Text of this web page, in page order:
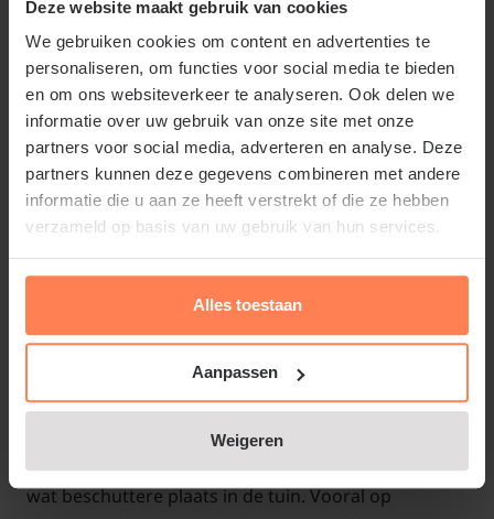
Deze website maakt gebruik van cookies
We gebruiken cookies om content en advertenties te
personaliseren, om functies voor social media te bieden
en om ons websiteverkeer te analyseren. Ook delen we
informatie over uw gebruik van onze site met onze
partners voor social media, adverteren en analyse. Deze
partners kunnen deze gegevens combineren met andere
informatie die u aan ze heeft verstrekt of die ze hebben
verzameld op basis van uw gebruik van hun services.
Alles toestaan
Aanpassen
Weigeren
Totale hoogte leiboom Stamhoogte + 90 cm
(Small)
Artikelcode 53-4661
Lei-Laurier 'Novita' of Prunus
laurocerasus 'Novita'
De Lei-laurier 'Novita' is een groenblijvende leiboom;
deze variant in de small-serie heeft een wat lagere
stamhoogte. In het voorjaar bloeit Prunus
laurocerasus 'Novita' met witte, kaarsachtige
bloemen. Het hele jaar door verkrijg je met deze
leiboom een dicht scherm. Plaats de leiboom op een
wat beschuttere plaats in de tuin. Vooral op